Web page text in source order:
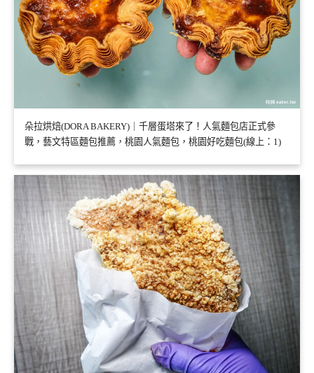
朵拉烘焙(DORA BAKERY)｜千層蛋塔來了！人氣麵包店正式參
戰，藝文特區麵包推薦，桃園人氣麵包，桃園好吃麵包(線上：1)